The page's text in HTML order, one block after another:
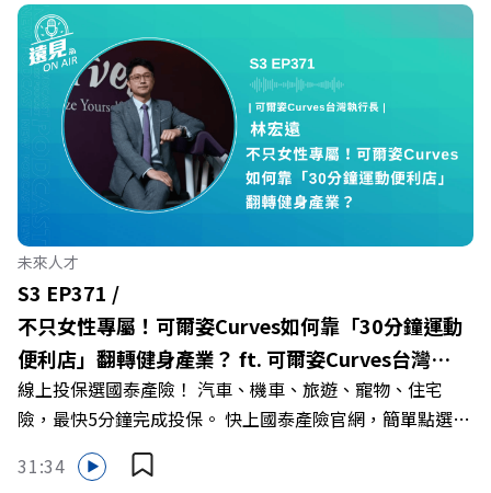
Powered by Firstory Hosting
Firstory Podcast 廣告 —— 在少子化浪潮、私校面臨退場
海嘯的嚴峻考驗下，南台灣的技職學校該如何轉型突圍？
本集《遠見ON AIR》邀請到樹德科技大學校長王昭雄，帶
你解析樹德科大如何打造出兼顧學校永續發展與地方創生的
技職教育新典範！ 🔺如何從「傳統私校」轉型為「產學無
縫接軌者」？ 🔺AI如何深度賦能設計與人文學科學群？ 🔺
首創「菲律賓半導體專班」！驚豔科技界的國際精準育才
🔺一舉拿下4大USR專案！深耕地方的溫暖社會責任平台 主
持人／遠見雜誌副社長兼遠見智庫總編輯 李建興 與談人／
樹德科技大學校長 王昭雄 +++++ 🎂歡慶遠見40歲生日！手
速搶下破天荒的獨家優惠
>>>https://gvmkt.pse.is/9e5pbz ✨關注《遠見》更多的社
群： LINE：https://reurl.cc/A4ELQp IG：
https://bit.ly/3AjBWNV YT：https://bit.ly/38jNi9k
Powered by Firstory Hosting
未來人才
S3 EP371 /
不只女性專屬！可爾姿Curves如何靠「30分鐘運動
便利店」翻轉健身產業？ ft. 可爾姿Curves台灣執
行長林宏遠
線上投保選國泰產險！ 汽車、機車、旅遊、寵物、住宅
險，最快5分鐘完成投保。 快上國泰產險官網，簡單點選，
保障立即到位！ https://fstry.pse.is/9eddvv —— 以上為
Firstory Podcast 廣告 —— 在健康意識抬頭、健身產業百
31:34